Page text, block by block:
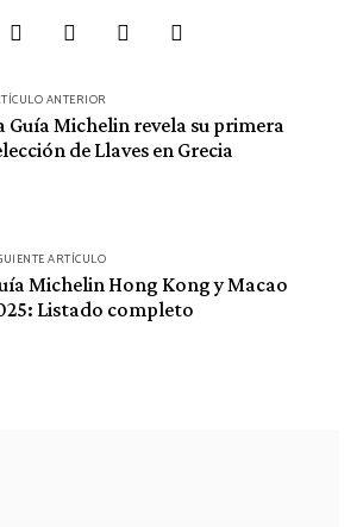
ANTERIOR
Guía Michelin revela su primera
de Llaves en Grecia
ARTÍCULO
Michelin Hong Kong y Macao
Listado completo